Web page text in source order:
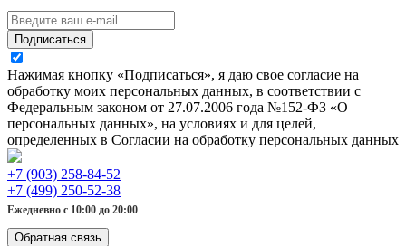
Подписаться
Нажимая кнопку «Подписаться», я даю свое согласие на
обработку моих персональных данных, в соответствии с
Федеральным законом от 27.07.2006 года №152-ФЗ «О
персональных данных», на условиях и для целей,
определенных в Согласии на обработку персональных данных
+7 (903) 258-84-52
+7 (499) 250-52-38
Ежедневно с 10:00 до 20:00
Обратная связь